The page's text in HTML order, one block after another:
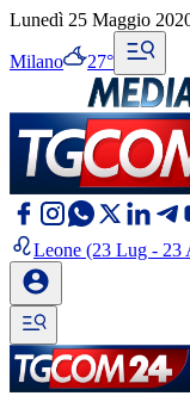
Lunedì 25 Maggio
Milano 27°
Leone (23 Lug - 23